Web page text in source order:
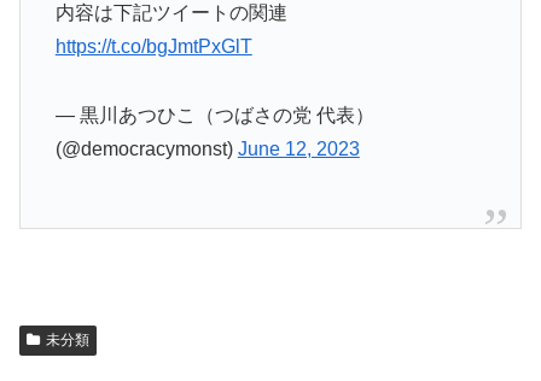
内容は下記ツイートの関連
https://t.co/bgJmtPxGlT
— 黒川あつひこ（つばさの党 代表）
(@democracymonst) June 12, 2023
未分類